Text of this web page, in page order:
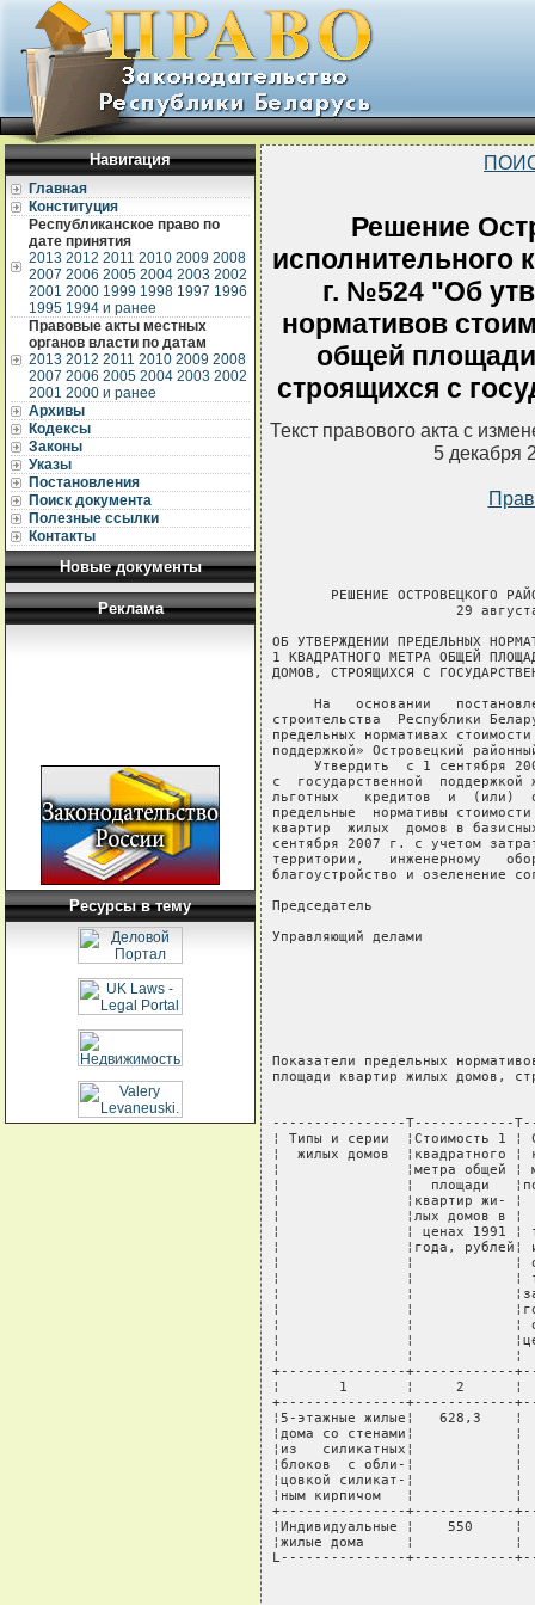
Навигация
Главная
Конституция
Республиканское право по
дате принятия
2013 2012 2011 2010 2009 2008
2007 2006 2005 2004 2003 2002
2001 2000 1999 1998 1997 1996
1995 1994 и ранее
Правовые акты местных
органов власти по датам
2013 2012 2011 2010 2009 2008
2007 2006 2005 2004 2003 2002
2001 2000 и ранее
Архивы
Кодексы
Законы
Указы
Постановления
Поиск документа
Полезные ссылки
Контакты
Новые документы
Реклама
Ресурсы в тему
Решение
исполнительного
г. №524 "Об
нормативов
общей
строящихся с
Текст правового акта с
5 декабря
РЕШЕНИЕ ОСТРОВЕЦКОГО
29
ОБ УТВЕРЖДЕНИИ ПРЕДЕЛЬНЫХ
1 КВАДРАТНОГО МЕТРА ОБЩЕЙ
ДОМОВ, СТРОЯЩИХСЯ С
На   основании
строительства  Республики
предельных нормативах
поддержкой» Островецкий
Утвердить  с 1 сентября
с  государственной
льготных   кредитов  и  (или)
предельные  нормативы
квартир  жилых  домов в
сентября 2007 г. с учетом
территории,   инженерному
благоустройство и озеленение
Председатель
Управляющий делами
Показатели предельных
площади квартир жилых домов,
----------------T------------
¦ Типы и серии  ¦Стоимость 1
¦  жилых домов  ¦квадратного ¦
¦               ¦метра общей ¦
¦               ¦  площади   ¦по
¦               ¦квартир жи- ¦
¦               ¦лых домов в ¦
¦               ¦ ценах 1991 ¦
¦               ¦года, рублей¦
¦               ¦            ¦
¦               ¦            ¦
¦               ¦
¦               ¦
¦               ¦            ¦
¦               ¦
¦               ¦            ¦
+---------------+------------
¦       1       ¦     2
+---------------+------------
¦5-этажные жилые¦   628,3
¦дома со стенами¦
¦из   силикатных¦
¦блоков  с обли-¦
¦цовкой силикат-¦
¦ным кирпичом   ¦
+---------------+------------
¦Индивидуальные ¦    550
¦жилые дома     ¦
L---------------+------------